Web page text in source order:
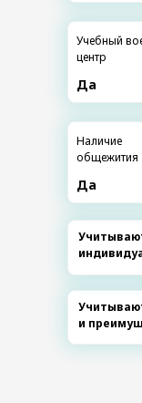
и
Наличие
общежития
Да
Учебный
центр
Да